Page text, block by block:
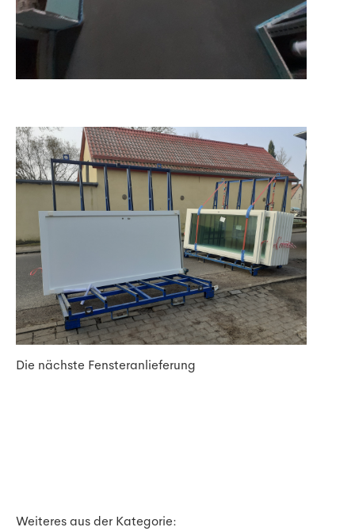
Die nächste Fensteranlieferung
Weiteres aus der Kategorie: